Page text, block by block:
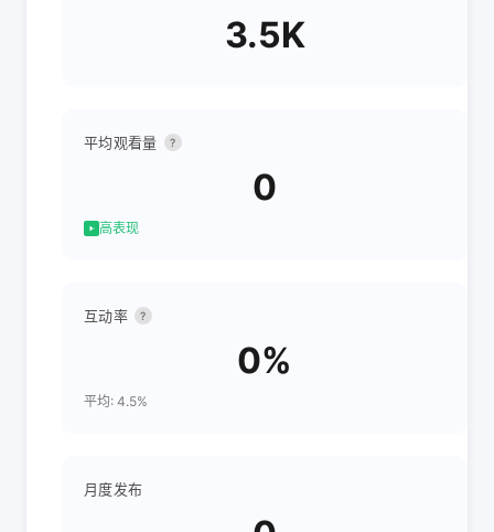
3.5K
平均观看量 ?
0
高表现
互动率 ?
0%
平均: 4.5%
月度发布